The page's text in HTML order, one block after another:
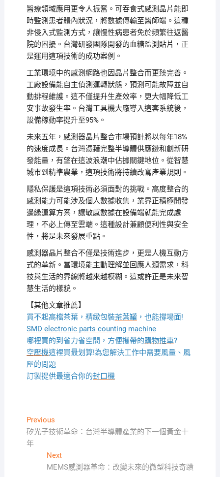
醫療領域應用更令人振奮。可吞食式感測晶片能即
時監測患者體內狀況，將數據傳輸至醫師端。這種
非侵入式監測方式，讓慢性病患者免於頻繁往返醫
院的困擾。台灣研發團隊開發的血糖監測貼片，正
是運用這項技術的成功案例。
工業環境中的感測網路也因晶片整合而更臻完善。
工廠設備能自主偵測運轉狀態，預測可能故障並自
動排程維護。這不僅提升生產效率，更大幅降低工
安事故發生率。台灣工具機大廠導入這套系統後，
設備稼動率提升至95%。
未來五年，感測器晶片整合市場預計將以每年18%
的速度成長。台灣憑藉完整半導體供應鏈和創新研
發能量，有望在這波浪潮中佔據關鍵地位。從智慧
城市到精準農業，這項技術將持續改寫產業規則。
隱私保護是這項技術必須面對的挑戰。高度整合的
感測能力可能涉及個人數據收集，業界正積極開發
邊緣運算方案，讓敏感數據在設備端就能完成處
理，不必上傳至雲端。這種設計兼顧便利性與安全
性，將是未來發展重點。
感測器晶片整合不僅是技術進步，更是人機互動方
式的革新。當環境能主動理解並回應人類需求，科
技與生活的界線將越來越模糊。這或許正是未來智
慧生活的樣貌。
【其他文章推薦】
買不起高檔茶葉，精緻包裝茶葉罐，也能撐場面!
SMD electronic parts counting machine
哪裡買的到省力省空間，方便攜帶的購物推車?
空壓機這裡買最划算!為您解決工作中需要風量、風
壓的問題
訂製提供最適合你的封口機
文
章
PreviousPrevious
post:
矽光子技術革命：台灣半導體產業的下一個黃金十
年
NextNext
post:
MEMS感測器革命：改變未來的微型科技奇蹟